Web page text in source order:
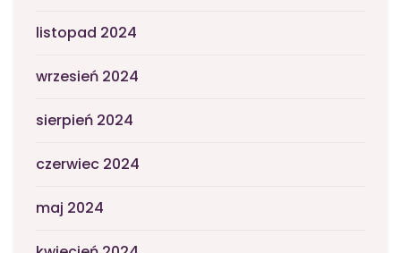
listopad 2024
wrzesień 2024
sierpień 2024
czerwiec 2024
maj 2024